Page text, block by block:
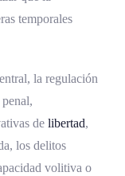
temporales
la regulación
de libertad,
los delitos
volitiva o